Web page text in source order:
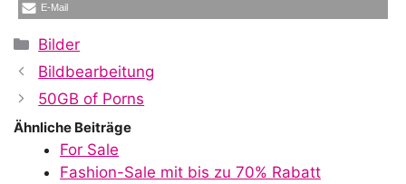
E-Mail
Kategorien
Bilder
Bildbearbeitung
50GB of Porns
Ähnliche Beiträge
For Sale
Fashion-Sale mit bis zu 70% Rabatt